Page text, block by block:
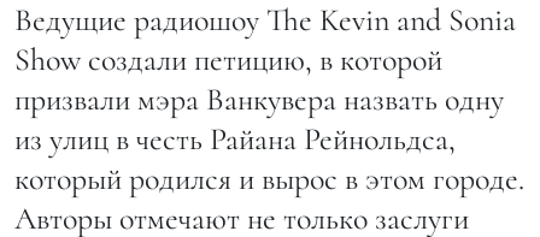
Ведущие радиошоу The Kevin and Sonia
Show создали петицию, в которой
призвали мэра Ванкувера назвать одну
из улиц в честь Райана Рейнольдса,
который родился и вырос в этом городе.
Авторы отмечают не только заслуги